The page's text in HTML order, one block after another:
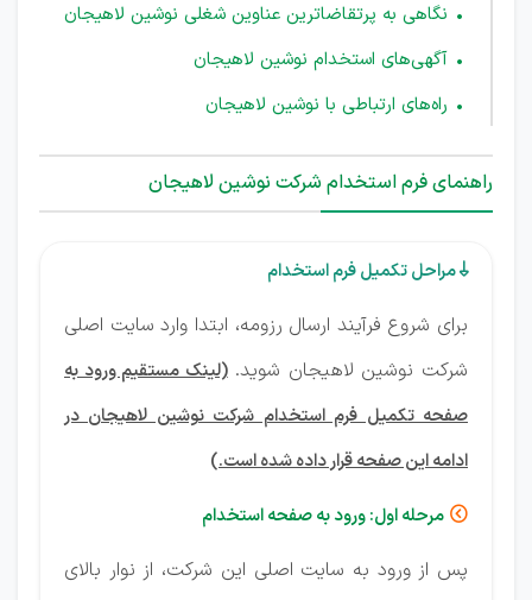
نگاهی به پرتقاضاترین عناوین شغلی نوشین لاهیجان
آگهی‌های استخدام نوشین لاهیجان
راه‌های ارتباطی با نوشین لاهیجان
راهنمای فرم استخدام شرکت نوشین لاهیجان
 مراحل تکمیل فرم استخدام
برای شروع فرآیند ارسال رزومه، ابتدا وارد سایت اصلی
شرکت نوشین لاهیجان شوید.(لینک مستقیم ورود به
صفحه تکمیل فرم استخدام شرکت نوشین لاهیجان در
ادامه این صفحه قرار داده شده است.)
 مرحله اول: ورود به صفحه استخدام
پس از ورود به سایت اصلی این شرکت، از نوار بالای